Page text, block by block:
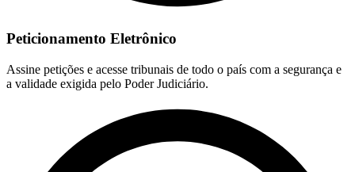
Peticionamento Eletrônico
Assine petições e acesse tribunais de todo o país com a segurança e
a validade exigida pelo Poder Judiciário.